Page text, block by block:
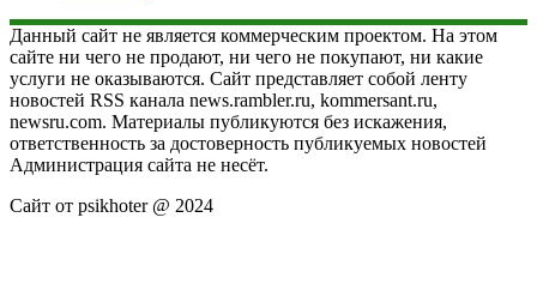
Данный сайт не является коммерческим проектом. На этом
сайте ни чего не продают, ни чего не покупают, ни какие
услуги не оказываются. Сайт представляет собой ленту
новостей RSS канала news.rambler.ru, kommersant.ru,
newsru.com. Материалы публикуются без искажения,
ответственность за достоверность публикуемых новостей
Администрация сайта не несёт.
Сайт от psikhoter @ 2024